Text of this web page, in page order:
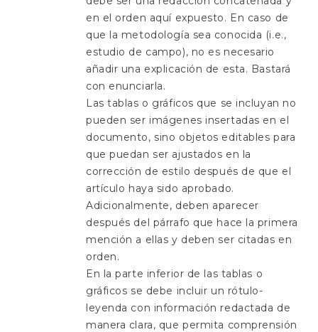
en el orden aquí expuesto. En caso de
que la metodología sea conocida (i.e.,
estudio de campo), no es necesario
añadir una explicación de esta. Bastará
con enunciarla.
Las tablas o gráficos que se incluyan no
pueden ser imágenes insertadas en el
documento, sino objetos editables para
que puedan ser ajustados en la
corrección de estilo después de que el
artículo haya sido aprobado.
Adicionalmente, deben aparecer
después del párrafo que hace la primera
mención a ellas y deben ser citadas en
orden.
En la parte inferior de las tablas o
gráficos se debe incluir un rótulo-
leyenda con información redactada de
manera clara, que permita comprensión